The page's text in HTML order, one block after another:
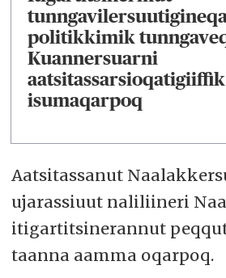
politikkimik
Kuannersuarni
aatsitassarsioqatigiiffik
isumaqarpoq
Aatsitassanut
ujarassiuut naliliineri
itigartitsinerannut
taanna aamma oqarpoq.